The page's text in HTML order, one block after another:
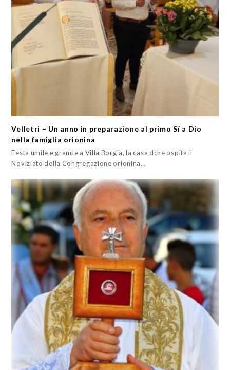
Velletri – Un anno in preparazione al primo Sí a Dio
nella famiglia orionina
Festa umile e grande a Villa Borgia, la casa dche ospita il
Noviziato della Congregazione orionina…